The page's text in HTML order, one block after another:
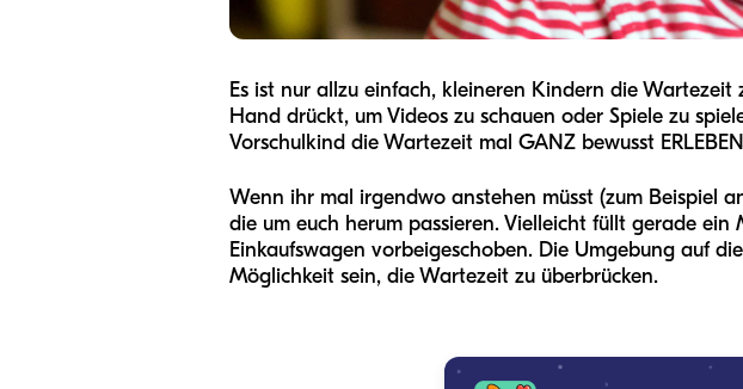
Es ist nur allzu einfach, kleineren Kindern die
Hand drückt, um Videos zu schauen oder Spiele zu
Vorschulkind die Wartezeit mal GANZ bewusst
Wenn ihr mal irgendwo anstehen müsst (zum Beispiel
die um euch herum passieren. Vielleicht füllt gerade
Einkaufswagen vorbeigeschoben. Die Umgebung auf
Möglichkeit sein, die Wartezeit zu überbrücken.